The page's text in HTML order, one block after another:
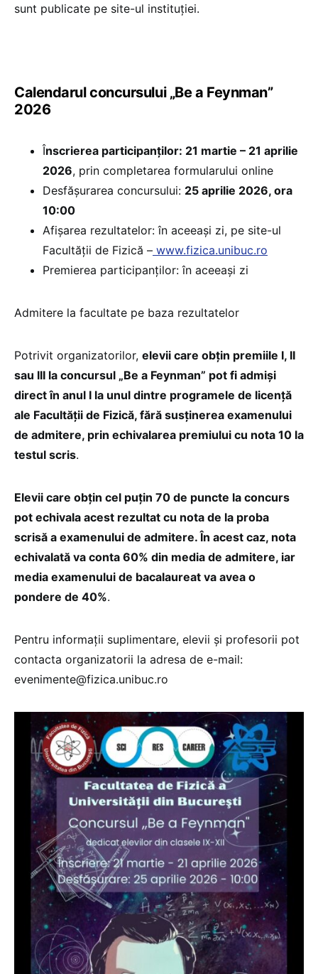
sunt publicate pe site-ul instituției.
Calendarul concursului „Be a Feynman”
2026
Înscrierea participanților: 21 martie – 21 aprilie
2026, prin completarea formularului online
Desfășurarea concursului: 25 aprilie 2026, ora
10:00
Afișarea rezultatelor: în aceeași zi, pe site-ul
Facultății de Fizică – www.fizica.unibuc.ro
Premierea participanților: în aceeași zi
Admitere la facultate pe baza rezultatelor
Potrivit organizatorilor, elevii care obțin premiile I, II
sau III la concursul „Be a Feynman” pot fi admiși
direct în anul I la unul dintre programele de licență
ale Facultății de Fizică, fără susținerea examenului
de admitere, prin echivalarea premiului cu nota 10 la
testul scris.
Elevii care obțin cel puțin 70 de puncte la concurs
pot echivala acest rezultat cu nota de la proba
scrisă a examenului de admitere. În acest caz, nota
echivalată va conta 60% din media de admitere, iar
media examenului de bacalaureat va avea o
pondere de 40%.
Pentru informații suplimentare, elevii și profesorii pot
contacta organizatorii la adresa de e-mail:
evenimente@fizica.unibuc.ro